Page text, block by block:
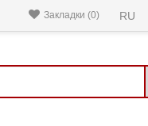
RU
Закладки (0)